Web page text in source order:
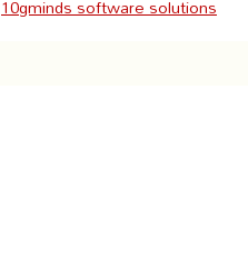
10gminds software solutions